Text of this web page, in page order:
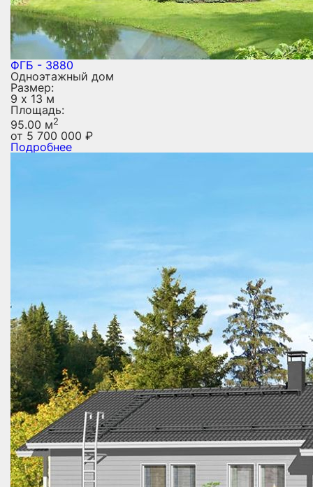
ФГБ - 3880
Одноэтажный дом
Размер:
9 х 13 м
Площадь:
95.00 м2
от 5 700 000 ₽
Подробнее